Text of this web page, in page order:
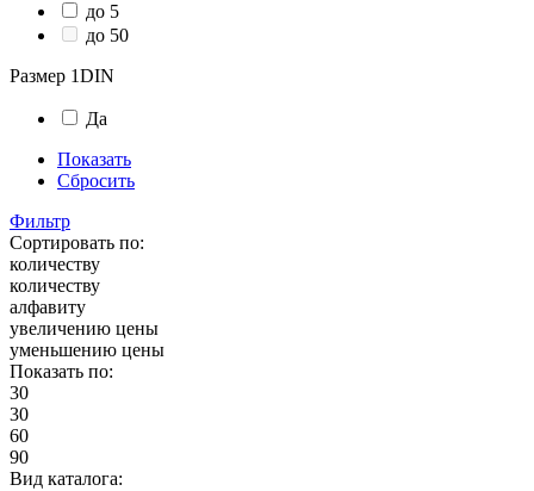
до 5
до 50
Размер 1DIN
Да
Показать
Сбросить
Фильтр
Сортировать по:
количеству
количеству
алфавиту
увеличению цены
уменьшению цены
Показать по:
30
30
60
90
Вид каталога: